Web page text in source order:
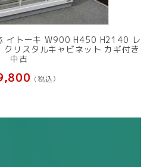
イトーキ W900 H450 H2140 レ
リスタルキャビネット カギ付き
中古
(税込）